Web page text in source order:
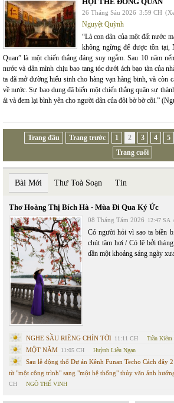
26 Tháng Sáu 2026 3:59 CH
Nguyệt Quỳnh
“Là con dân của một đất nước
không ngừng để được tồn
Quan” là một chiến thắng đáng suy ngẫm. Sau 10 năm
nước và dân mình chịu bao tang tóc dưới ách bạo tàn của
ta đã mở đường hiếu sinh cho hàng vạn hàng binh, và còn
về nước. Sự bao dung đã biến một chiến thắng quân sự
ái và đem lại bình yên cho người dân của đôi bờ bờ cõi.”
Trang đầu Trang trước 1 2 3 4 5
Trang cuối
Bài Mới Thư Toà Soạn Tin
Thơ Hoàng Thị Bích Hà - Mùa Đi Qua Ký Ức
08 Tháng Tám 2026 12:47 SA
Có người hỏi vì sao ta biền
chút tăm hơi / Có lẽ bởi
dần một khoảng sáng ngày
NGHE SẦU RIÊNG CHÍN TỚI 11:11 CH Trần Kiêm
MỘT NĂM 11:05 CH Huỳnh Liễu Ngạn
Sau lễ động thổ Dự án Kênh Funan Techo Cách đây
từ "một công trình" sang "một hệ thống" thủy văn ảnh
CH
NGÔ THẾ VINH